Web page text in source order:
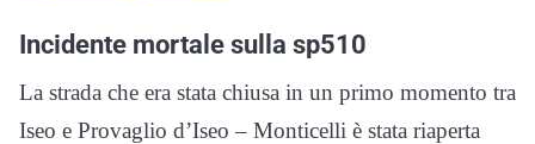
Incidente mortale sulla sp510
La strada che era stata chiusa in un primo momento tra
Iseo e Provaglio d’Iseo – Monticelli è stata riaperta